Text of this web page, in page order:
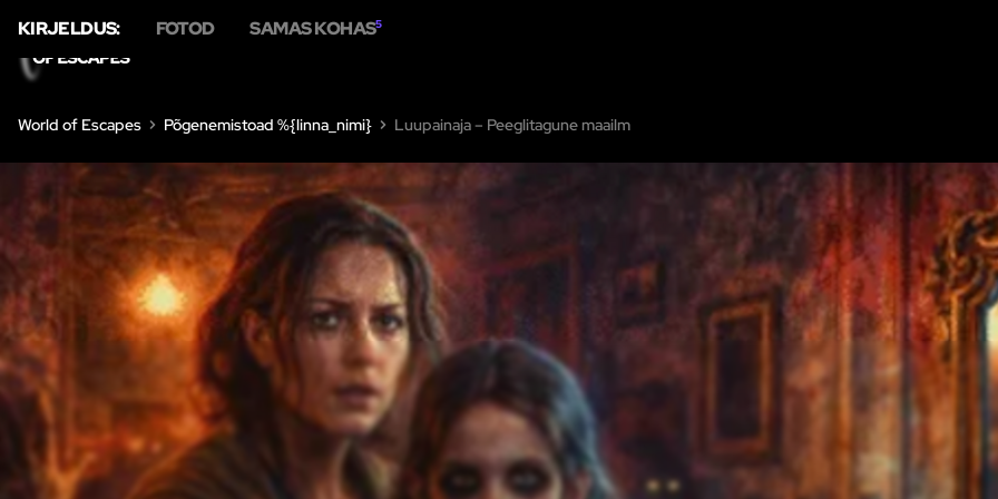
World of Escapes Põgenemistoad %{linna_nimi} Luupainaja – Peeglitagune maailm
KIRJELDUS: FOTOD SAMAS KOHAS5